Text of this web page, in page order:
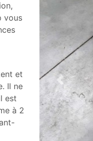
vous
et
Il ne
est
à 2
Previous